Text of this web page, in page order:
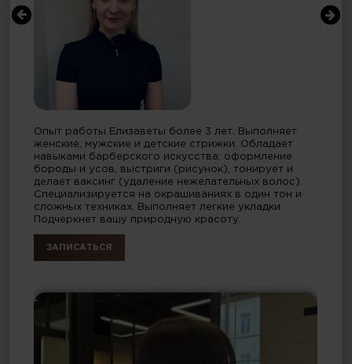
Опыт работы Елизаветы более 3 лет. Выполняет
женские, мужские и детские стрижки. Обладает
навыками барберского искусства: оформление
бороды и усов, выстриги (рисунок), тонирует и
делает ваксинг (удаление нежелательных волос).
Специализируется на окрашиваниях в один тон и
сложных техниках. Выполняет легкие укладки.
Подчеркнет вашу природную красоту.
ЗАПИСАТЬСЯ